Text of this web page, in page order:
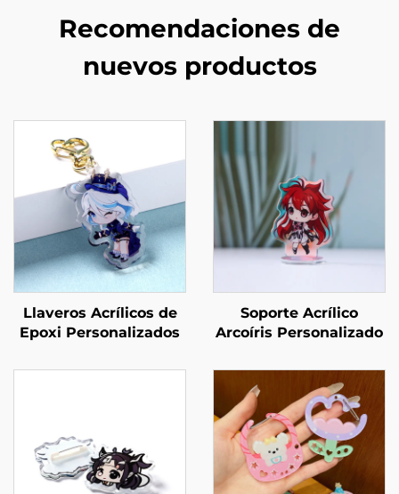
Recomendaciones de
nuevos productos
Llaveros Acrílicos de
Epoxi Personalizados
Soporte Acrílico
Arcoíris Personalizado